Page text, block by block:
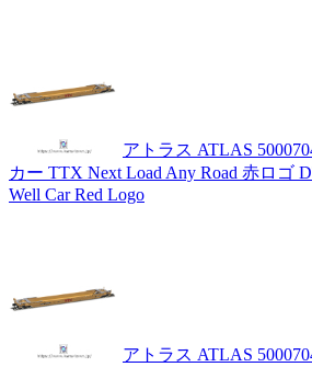
アトラス ATLAS
カー TTX Next Load Any Road 赤ロゴ
Well Car Red Logo
アトラス ATLAS